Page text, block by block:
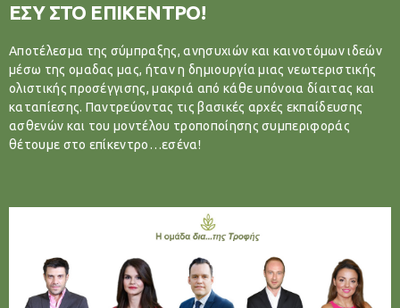
ΕΣΥ ΣΤΟ ΕΠΙΚΕΝΤΡΟ!
Αποτέλεσμα της σύμπραξης, ανησυχιών και καινοτόμων ιδεών
μέσω της ομαδας μας, ήταν η δημιουργία μιας νεωτεριστικής
ολιστικής προσέγγισης, μακριά από κάθε υπόνοια δίαιτας και
καταπίεσης. Παντρεύοντας τις βασικές αρχές εκπαίδευσης
ασθενών και του μοντέλου τροποποίησης συμπεριφοράς
θέτουμε στο επίκεντρο…εσένα!